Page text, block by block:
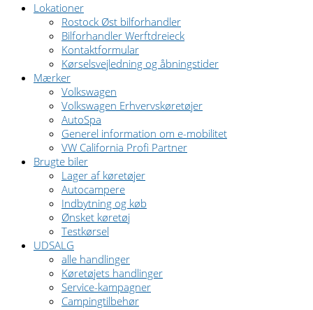
Lokationer
Rostock Øst bilforhandler
Bilforhandler Werftdreieck
Kontaktformular
Kørselsvejledning og åbningstider
Mærker
Volkswagen
Volkswagen Erhvervskøretøjer
AutoSpa
Generel information om e-mobilitet
VW California Profi Partner
Brugte biler
Lager af køretøjer
Autocampere
Indbytning og køb
Ønsket køretøj
Testkørsel
UDSALG
alle handlinger
Køretøjets handlinger
Service-kampagner
Campingtilbehør